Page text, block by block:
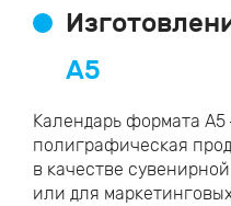
А5
Календарь формата А5
полиграфическая
в качестве
или для